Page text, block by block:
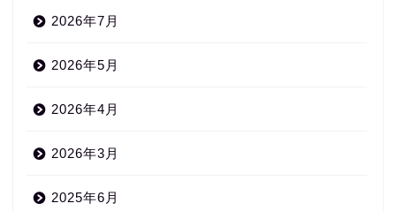
2026年7月
2026年5月
2026年4月
2026年3月
2025年6月